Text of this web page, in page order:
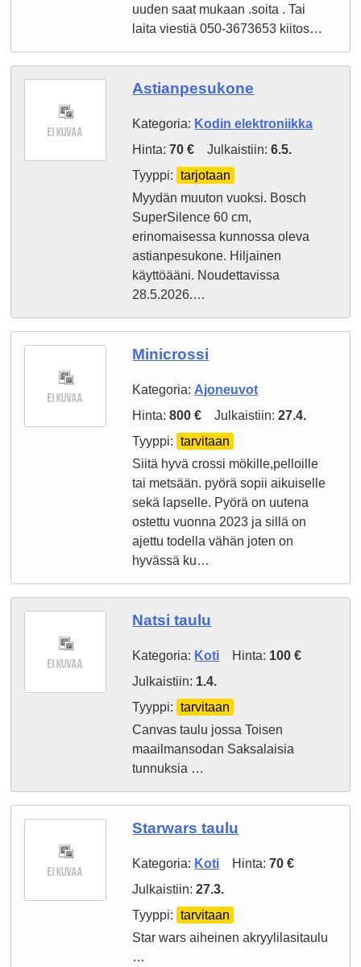
uuden saat mukaan .soita . Tai
laita viestiä 050-3673653 kiitos…
Astianpesukone
Kategoria: Kodin elektroniikka
Hinta:70 € Julkaistiin:6.5.
Tyyppi:
tarjotaan
Myydän muuton vuoksi. Bosch
SuperSilence 60 cm,
erinomaisessa kunnossa oleva
astianpesukone. Hiljainen
käyttöääni. Noudettavissa
28.5.2026.…
Minicrossi
Kategoria: Ajoneuvot
Hinta:800 € Julkaistiin:27.4.
Tyyppi:
tarvitaan
Siitä hyvä crossi mökille,pelloille
tai metsään. pyörä sopii aikuiselle
sekä lapselle. Pyörä on uutena
ostettu vuonna 2023 ja sillä on
ajettu todella vähän joten on
hyvässä ku…
Natsi taulu
Kategoria: Koti Hinta: 100 €
Julkaistiin: 1.4.
Tyyppi:
tarvitaan
Canvas taulu jossa Toisen
maailmansodan Saksalaisia
tunnuksia …
Starwars taulu
Kategoria: Koti Hinta:70 €
Julkaistiin:27.3.
Tyyppi:
tarvitaan
Star wars aiheinen akryylilasitaulu
…